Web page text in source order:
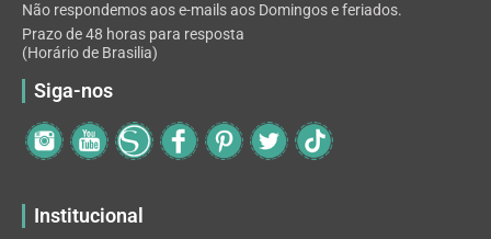
Não respondemos aos e-mails aos Domingos e feriados.
Prazo de 48 horas para resposta
(Horário de Brasilia)
Siga-nos
Institucional